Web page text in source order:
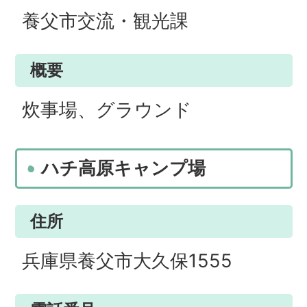
養父市交流・観光課
概要
炊事場、グラウンド
ハチ高原キャンプ場
住所
兵庫県養父市大久保1555